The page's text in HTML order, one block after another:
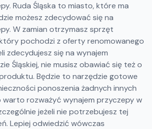
Ruda Śląska to miasto, które ma
możesz zdecydować się na
W zamian otrzymasz sprzęt
pochodzi z oferty renomowanego
zdecydujesz się na wynajem
Śląskiej, nie musisz obawiać się też o
Będzie to narzędzie gotowe
ponoszenia żadnych innych
warto rozważyć wynajem przyczepy w
jeżeli nie potrzebujesz tej
Lepiej odwiedzić wówczas